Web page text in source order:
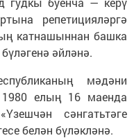
репетицияләргә
катнашыннан башка
әйләнә.
мәдәни
елың 16 маенда
сәнгатьтәге
белән бүләкләнә.